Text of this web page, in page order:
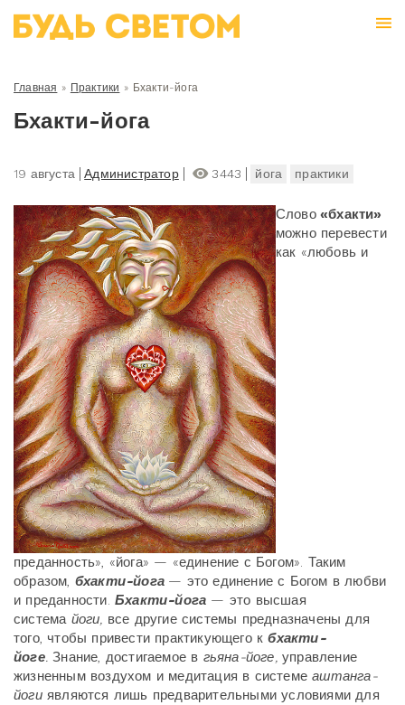
Главная » Практики » Бхакти-йога
Бхакти-йога
19 августа Администратор 3443 йога практики
Слово«бхакти»
можно перевести
как «любовь и
преданность», «йога» — «единение с Богом». Таким
образом, бхакти-йога — это единение с Богом в любви
и преданности. Бхакти-йога — это высшая
система йоги, все другие системы предназначены для
того, чтобы привести практикующего кбхакти-
йоге. Знание, достигаемое в гьяна-йоге,управление
жизненным воздухом и медитация в системеаштанга-
йогиявляются лишь предварительными условиями для